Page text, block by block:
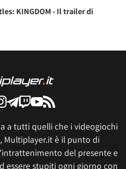
KINGDOM - Il trailer di
a tutti quelli che i videogiochi
Multiplayer.it è il punto di
del presente e
essere stupiti ogni giorno con